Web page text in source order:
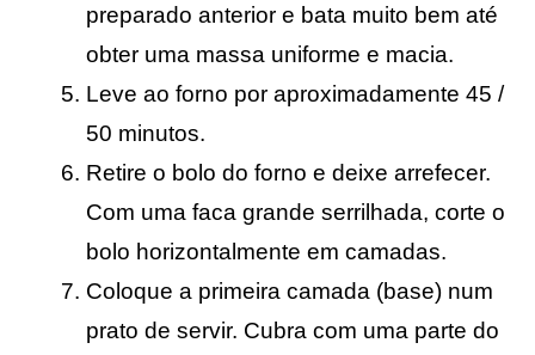
preparado anterior e bata muito bem até
obter uma massa uniforme e macia.
Leve ao forno por aproximadamente 45 /
50 minutos.
Retire o bolo do forno e deixe arrefecer.
Com uma faca grande serrilhada, corte o
bolo horizontalmente em camadas.
Coloque a primeira camada (base) num
prato de servir. Cubra com uma parte do